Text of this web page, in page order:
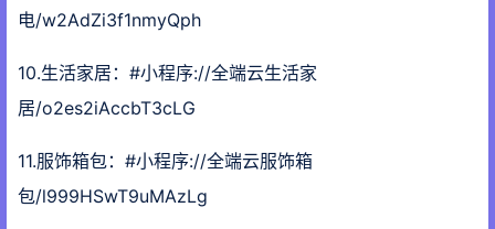
电/w2AdZi3f1nmyQph
10.生活家居：#小程序://全端云生活家
居/o2es2iAccbT3cLG
11.服饰箱包：#小程序://全端云服饰箱
包/l999HSwT9uMAzLg